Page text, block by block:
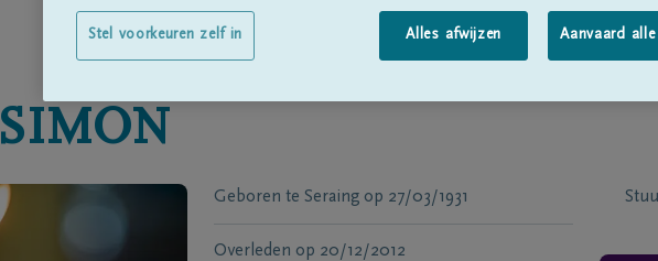
SIMON
Geboren te Seraing op 27/03/1931
Overleden op 20/12/2012
Alles afwijzen Aanvaard
Stel voorkeuren zelf in